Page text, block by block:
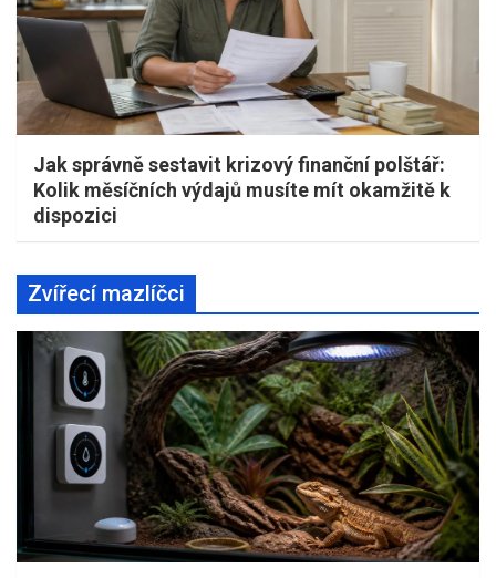
Jak správně sestavit krizový finanční polštář:
Kolik měsíčních výdajů musíte mít okamžitě k
dispozici
Zvířecí mazlíčci